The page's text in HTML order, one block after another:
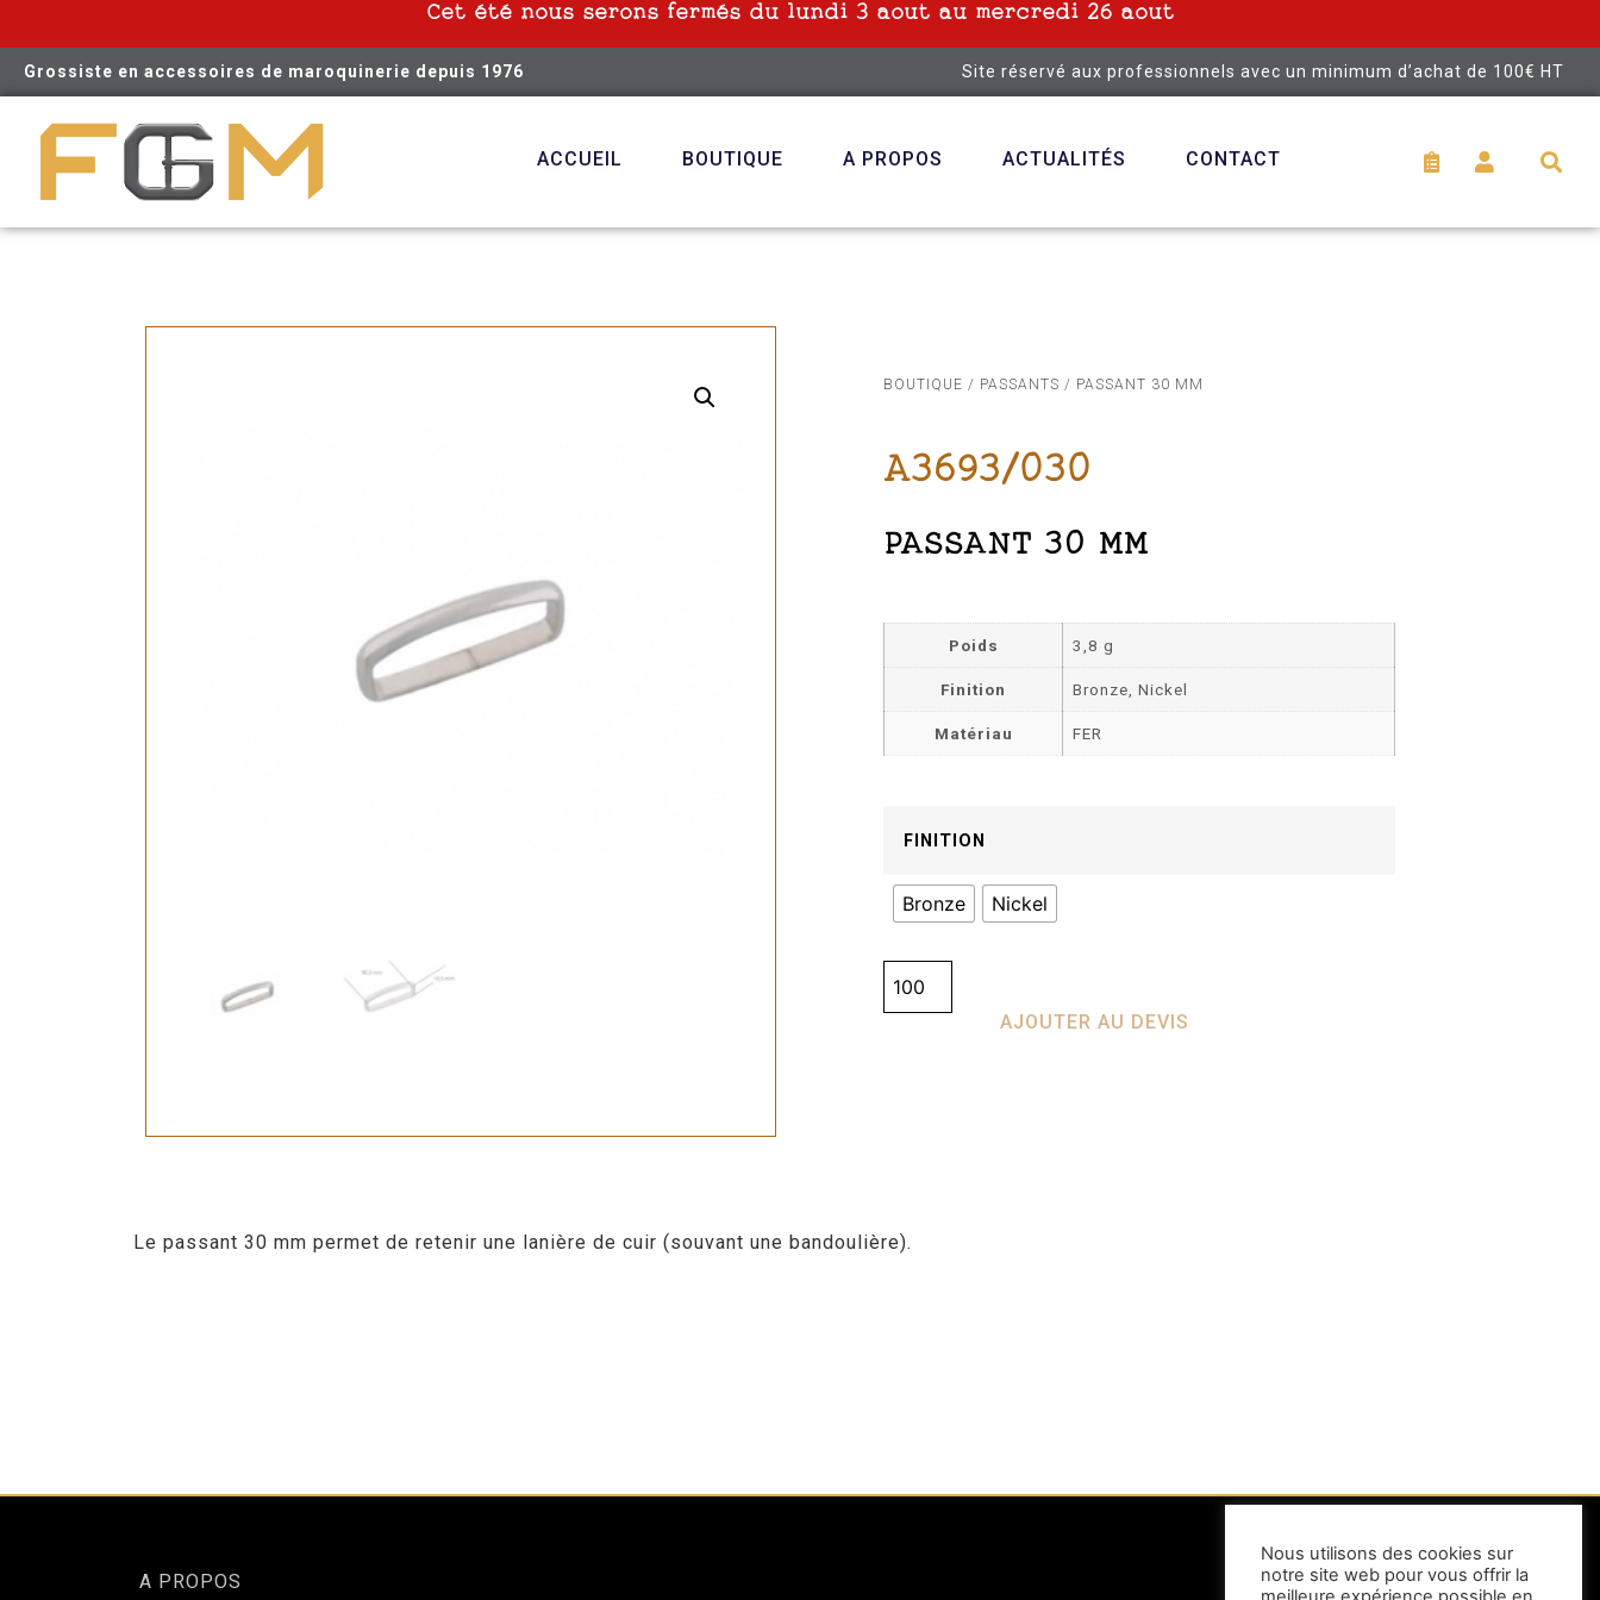
Cet été nous serons fermés du lundi 3 aout au mercredi 26 aout
Grossiste en accessoires de maroquinerie depuis 1976 Site réservé aux professionnels avec un minimum d’achat de 100€ HT
ACCUEIL BOUTIQUE A PROPOS ACTUALITÉS CONTACT
BOUTIQUE / PASSANTS / PASSANT 30 MM
A3693/030
PASSANT 30 MM
Poids 3,8 g
Finition Bronze, Nickel
Matériau FER
FINITION
Bronze Nickel
AJOUTER AU DEVIS
Le passant 30 mm permet de retenir une lanière de cuir (souvant une bandoulière).
A PROPOS
INFORMATIONS
Nous utilisons des cookies sur
notre site web pour vous offrir la